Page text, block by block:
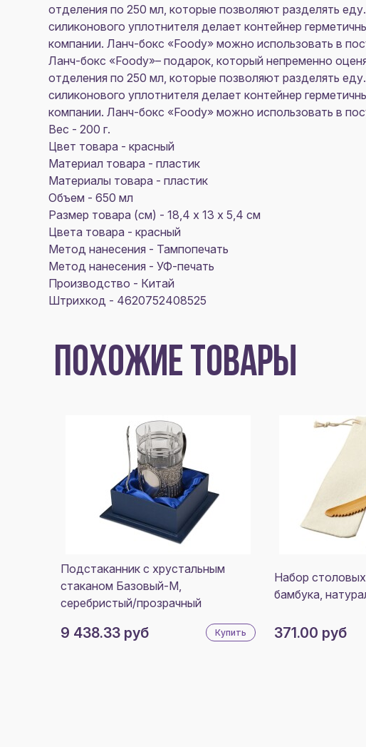
отделения по 250 мл, которые позволяют разделять
силиконового уплотнителя делает контейнер
компании. Ланч-бокс «Foody» можно использовать в
Ланч-бокс «Foody»– подарок, который непременно
отделения по 250 мл, которые позволяют разделять
силиконового уплотнителя делает контейнер
компании. Ланч-бокс «Foody» можно использовать в
Вес - 200 г.
Цвет товара - красный
Материал товара - пластик
Материалы товара - пластик
Объем - 650 мл
Размер товара (см) - 18,4 х 13 х 5,4 см
Цвета товара - красный
Метод нанесения - Тампопечать
Метод нанесения - УФ-печать
Производство - Китай
Штрихкод - 4620752408525
ПОХОЖИЕ ТОВАРЫ
Подстаканник с хрустальным
стаканом Базовый-М,
серебристый/прозрачный
9 438.33 руб Купить
Набор
бамбука,
371.00 руб